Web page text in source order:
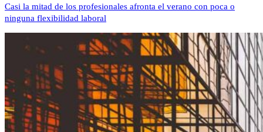
Casi la mitad de los profesionales afronta el verano con poca o
ninguna flexibilidad laboral